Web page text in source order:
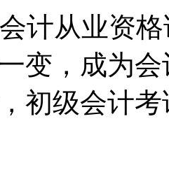
计从业资
变，成为
初级会计